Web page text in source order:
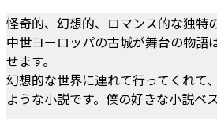
怪奇的、幻想的、ロマンス的な独特
中世ヨーロッパの古城が舞台の物語
せます。
幻想的な世界に連れて行ってくれて
ような小説です。僕の好きな小説ベ